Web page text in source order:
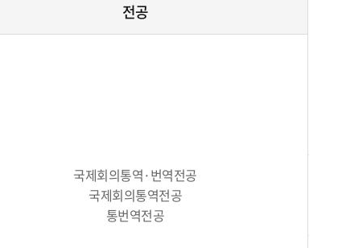
전공
국제회의통역·번역전공
국제회의통역전공
통번역전공